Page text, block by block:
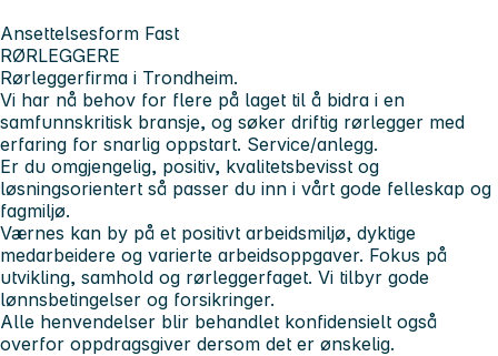
Ansettelsesform Fast
RØRLEGGERE
Rørleggerfirma i Trondheim.
Vi har nå behov for flere på laget til å bidra i en
samfunnskritisk bransje, og søker driftig rørlegger med
erfaring for snarlig oppstart. Service/anlegg.
Er du omgjengelig, positiv, kvalitetsbevisst og
løsningsorientert så passer du inn i vårt gode felleskap og
fagmiljø.
Værnes kan by på et positivt arbeidsmiljø, dyktige
medarbeidere og varierte arbeidsoppgaver. Fokus på
utvikling, samhold og rørleggerfaget. Vi tilbyr gode
lønnsbetingelser og forsikringer.
Alle henvendelser blir behandlet konfidensielt også
overfor oppdragsgiver dersom det er ønskelig.